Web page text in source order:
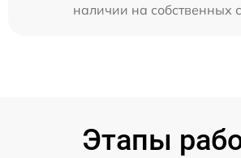
наличии на собственных
Этапы